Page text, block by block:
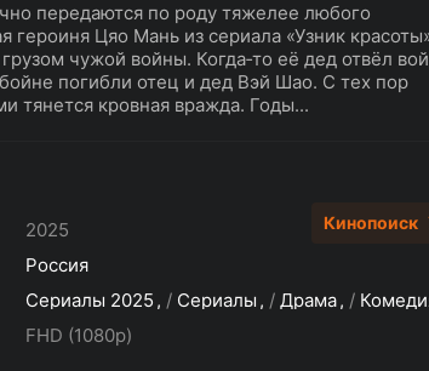
передаются по роду тяжелее любого
героиня Цяо Мань из сериала «Узник
чужой войны. Когда‑то её дед отвёл
погибли отец и дед Вэй Шао. С тех пор
тянется кровная вражда. Годы...
2025
Россия
Сериалы 2025 / Сериалы / Драма /
FHD (1080p)
Кинопоиск